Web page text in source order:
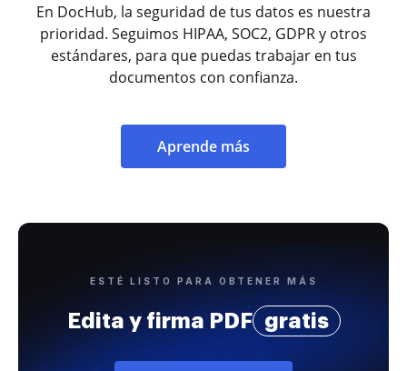
En DocHub, la seguridad de tus datos es nuestra
prioridad. Seguimos HIPAA, SOC2, GDPR y otros
estándares, para que puedas trabajar en tus
documentos con confianza.
Aprende más
ESTÉ LISTO PARA OBTENER MÁS
Edita y firma PDF gratis